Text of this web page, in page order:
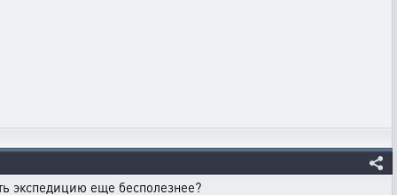
экспедицию еще бесполезнее?